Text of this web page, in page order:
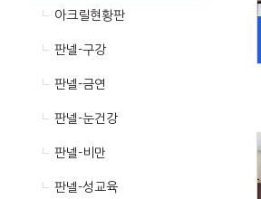
아크릴현황판
판넬-구강
판넬-금연
판넬-눈건강
판넬-비만
판넬-성교육